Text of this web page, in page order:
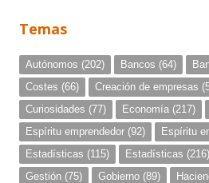
Temas
Autónomos (202) Bancos (64)
Costes (66) Creación de empresas
Curiosidades (77) Economía (217)
Espíritu emprendedor (92) Espíritu
Estadísticas (115) Estadísticas (216)
Gestión (75) Gobierno (89)